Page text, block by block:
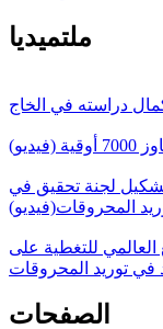
ملتميديا
دراسته في الخاج
لجنة تحقيق في
المحروقات(فيديو)
العالمي للتغطية على
في توريد المحروقات
الصفحات